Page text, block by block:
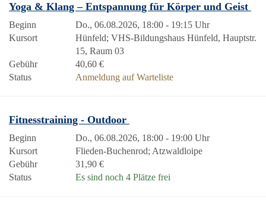
Yoga & Klang – Entspannung für Körper und Geist
Beginn
Do., 06.08.2026, 18:00 - 19:15 Uhr
Kursort
Hünfeld; VHS-Bildungshaus Hünfeld, Hauptstr.
15, Raum 03
Gebühr
40,60 €
Status
Anmeldung auf Warteliste
Fitnesstraining - Outdoor
Beginn
Do., 06.08.2026, 18:00 - 19:00 Uhr
Kursort
Flieden-Buchenrod; Atzwaldloipe
Gebühr
31,90 €
Status
Es sind noch 4 Plätze frei